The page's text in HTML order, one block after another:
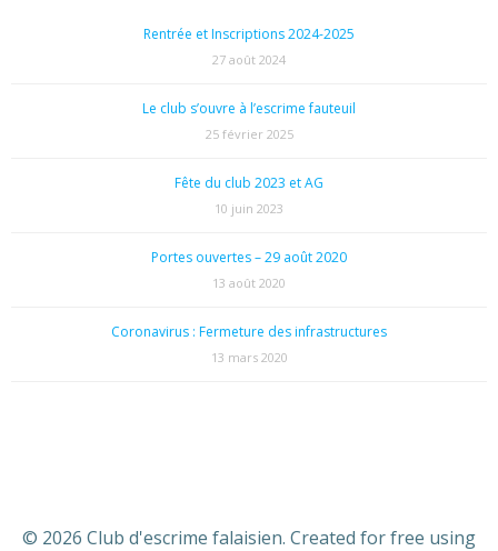
Rentrée et Inscriptions 2024-2025
27 août 2024
Le club s’ouvre à l’escrime fauteuil
25 février 2025
Fête du club 2023 et AG
10 juin 2023
Portes ouvertes – 29 août 2020
13 août 2020
Coronavirus : Fermeture des infrastructures
13 mars 2020
© 2026 Club d'escrime falaisien. Created for free using